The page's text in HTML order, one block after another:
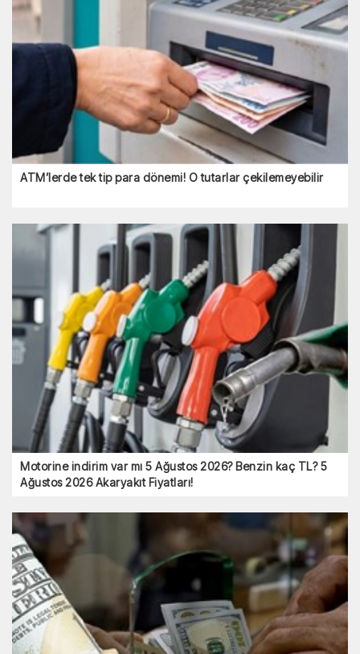
ATM’lerde tek tip para dönemi! O tutarlar çekilemeyebilir
Motorine indirim var mı 5 Ağustos 2026? Benzin kaç TL? 5
Ağustos 2026 Akaryakıt Fiyatları!